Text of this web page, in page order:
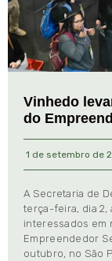
Vinhedo
do
1 de setembro de
A Secretaria de
terça-feira, dia 2,
interessados em
Empreendedor
outubro, no São